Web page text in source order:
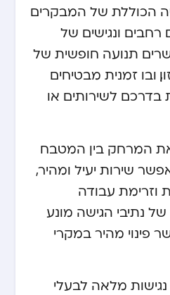
הכוללת של המבקרים
ונגישים של
מאפשרים תנועה חופשית של
ובו זמנית מבטיחים
בדרכם לשירותים או
המרחק בין המטבח
שירות יעיל ומהיר,
וזרימת עבודה
של נתיבי הגישה מונע
פינוי מהיר במקרי
מלאה לבעלי